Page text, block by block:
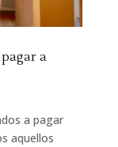
a
a pagar
aquellos